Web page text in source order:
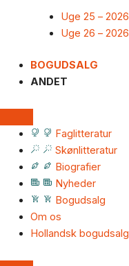
Uge 25 – 2026
Uge 26 – 2026
BOGUDSALG
ANDET
Faglitteratur
Skønlitteratur
Biografier
Nyheder
Bogudsalg
Om os
Hollandsk bogudsalg